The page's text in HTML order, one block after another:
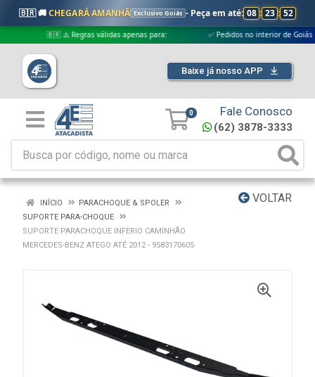
🇧🇷 🚚CHEGARÁ AMANHÃ Exclusivo Goiás - Peça em até: 08 : 23 : 51
🇧🇷 ⚠️ Regras válidas apenas para: ✅ Pedidos no interior de Goiás
Baixe já nosso APP
0 Fale Conosco
(62) 3878-3333
VOLTAR
INÍCIO
PARACHOQUE & SPOLER
SUPORTE PARA-CHOQUE
SUPORTE PARACHOQUE INFERIO CAMINHÃO
MERCEDES-BENZ ATEGO ATÉ 2012 - 9583170605